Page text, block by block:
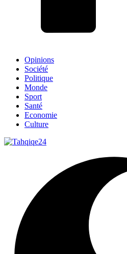
Opinions
Société
Politique
Monde
Sport
Santé
Economie
Culture